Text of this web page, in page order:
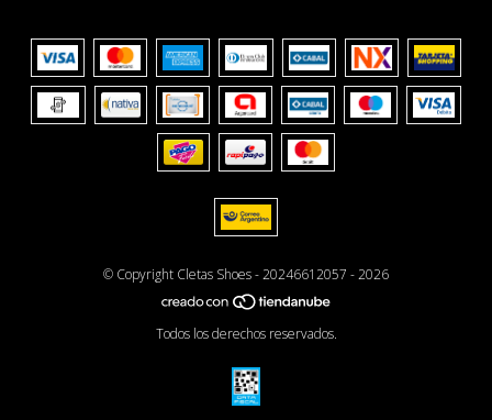
© Copyright Cletas Shoes - 20246612057 - 2026
Todos los derechos reservados.